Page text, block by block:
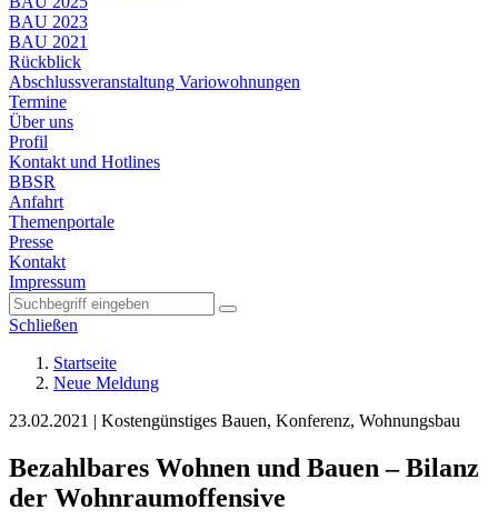
BAU 2023
BAU 2021
Rückblick
Abschlussveranstaltung Variowohnungen
Termine
Über uns
Profil
Kontakt und Hotlines
BBSR
Anfahrt
Themenportale
Presse
Kontakt
Impressum
Schließen
Startseite
Neue Meldung
23.02.2021 | Kostengünstiges Bauen, Konferenz, Wohnungsbau
Bezahlbares Wohnen und Bauen – Bilanz
der Wohnraumoffensive